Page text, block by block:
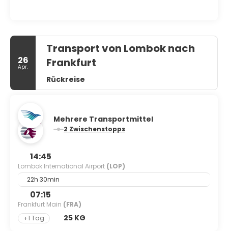
26
Apr.
Transport von Lombok nach
Frankfurt
Rückreise
Mehrere Transportmittel
2 Zwischenstopps
14:45
Lombok International Airport (LOP)
22h 30min
07:15
Frankfurt Main (FRA)
+1 Tag
25 KG